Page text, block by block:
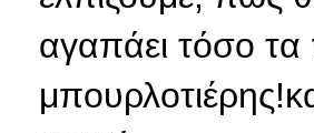
αγαπάει τόσο τα